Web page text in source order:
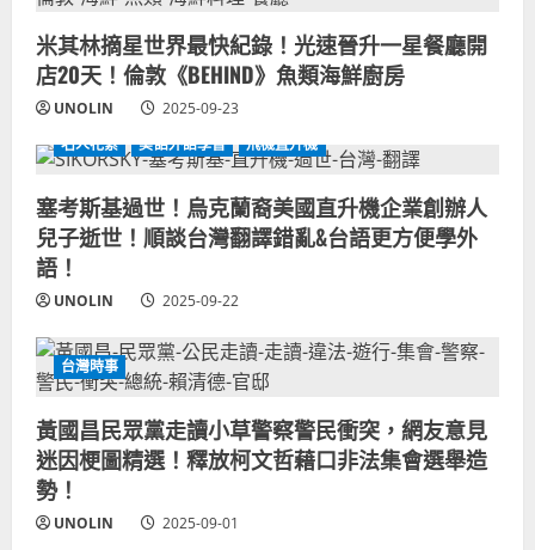
米其林摘星世界最快紀錄！光速晉升一星餐廳開
店20天！倫敦《BEHIND》魚類海鮮廚房
UNOLIN
2025-09-23
名人花絮
美語外語學習 飛機直升機
塞考斯基過世！烏克蘭裔美國直升機企業創辦人
兒子逝世！順談台灣翻譯錯亂&台語更方便學外
語！
UNOLIN 2025-09-22
台灣時事
黃國昌民眾黨走讀小草警察警民衝突，網友意見
迷因梗圖精選！釋放柯文哲藉口非法集會選舉造
勢！
UNOLIN 2025-09-01